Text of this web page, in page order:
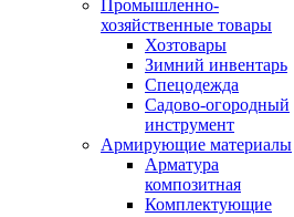
Промышленно-
хозяйственные товары
Хозтовары
Зимний инвентарь
Спецодежда
Садово-огородный
инструмент
Армирующие материалы
Арматура
композитная
Комплектующие